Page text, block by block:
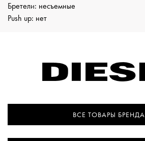
Бретели: несъемные
Push up: нет
ВСЕ ТОВАРЫ БРЕНДА